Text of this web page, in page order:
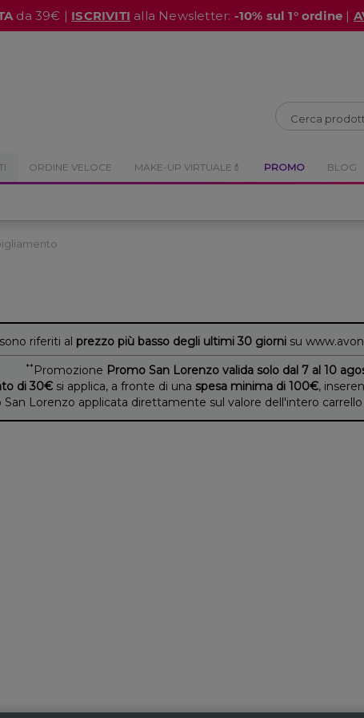
da 39€ | ISCRIVITI alla Newsletter: -10% sul 1° ordine |
ORDINE VELOCE MAKE-UP VIRTUALE💄 PROMO BLOG
riferiti al prezzo più basso degli ultimi 30 giornisu
** Promozione Promo San Lorenzo valida solo dal 7 al 10
di 30€ si applica, a fronte di una spesa minima di 100€,
San Lorenzo applicata direttamente sul valore dell'intero
CHIUDI CHIUDI